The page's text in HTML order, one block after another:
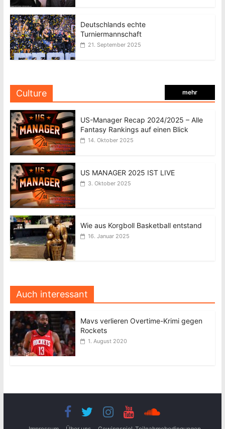
Deutschlands echte
Turniermannschaft
21. September 2025
Culture mehr
US-Manager Recap 2024/2025 – Alle
Fantasy Rankings auf einen Blick
14. Oktober 2025
US MANAGER 2025 IST LIVE
3. Oktober 2025
Wie aus Korgboll Basketball entstand
16. Januar 2025
Auch interessant
Mavs verlieren Overtime-Krimi gegen
Rockets
1. August 2020